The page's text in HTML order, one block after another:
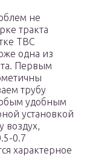
не
тракта
ТВС
одна из
Первым
трубу
удобным
установкой
воздух,
0.7
характерное